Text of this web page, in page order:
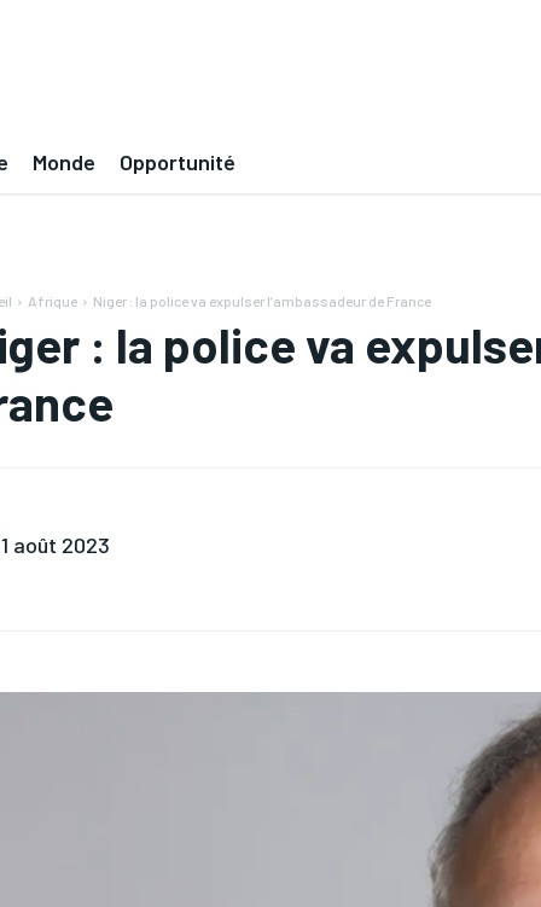
Monde Opportunité
Afrique Niger : la police va expulser l’ambassadeur de France
: la police va
août 2023